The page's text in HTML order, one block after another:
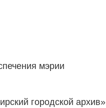
мэрии
городской архив»